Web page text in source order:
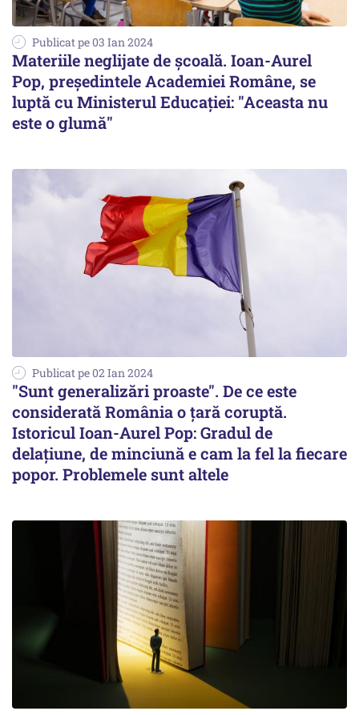
Publicat pe 03 Ian 2024
Materiile neglijate de școală. Ioan-Aurel
Pop, președintele Academiei Române, se
luptă cu Ministerul Educației: "Aceasta nu
este o glumă"
Publicat pe 02 Ian 2024
"Sunt generalizări proaste". De ce este
considerată România o țară coruptă.
Istoricul Ioan-Aurel Pop: Gradul de
delațiune, de minciună e cam la fel la fiecare
popor. Problemele sunt altele